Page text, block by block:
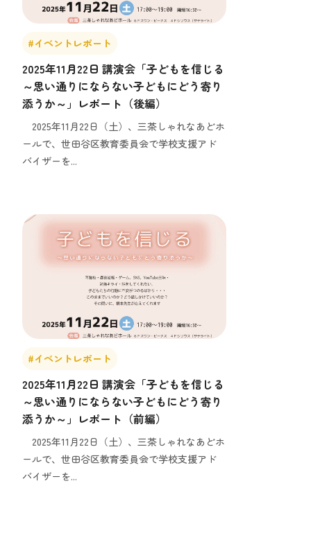
#イベントレポート
2025年11月22日 講演会「子どもを信じる
～思い通りにならない子どもにどう寄り
添うか～」レポート（後編）
2025年11月22日（土）、三茶しゃれなあどホ
ールで、世田谷区教育委員会で学校支援アド
バイザーを...
#イベントレポート
2025年11月22日 講演会「子どもを信じる
～思い通りにならない子どもにどう寄り
添うか～」レポート（前編）
2025年11月22日（土）、三茶しゃれなあどホ
ールで、世田谷区教育委員会で学校支援アド
バイザーを...